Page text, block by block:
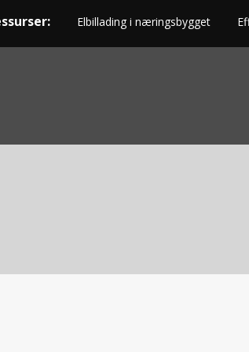
Elbillading i næringsbygget